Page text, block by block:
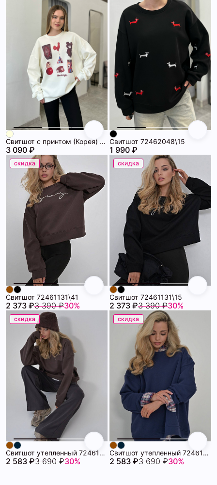
Свитшот с принтом (Корея) 72462129\751
3 090 ₽
Свитшот 72462048\15
1 990 ₽
скидка
Свитшот 72461131\41
2 373 ₽3 390 ₽30%
скидка
Свитшот 72461131\15
2 373 ₽3 390 ₽30%
скидка
Свитшот утепленный 72461074\41
2 583 ₽3 690 ₽30%
скидка
Свитшот утепленный 72461074\13
2 583 ₽3 690 ₽30%